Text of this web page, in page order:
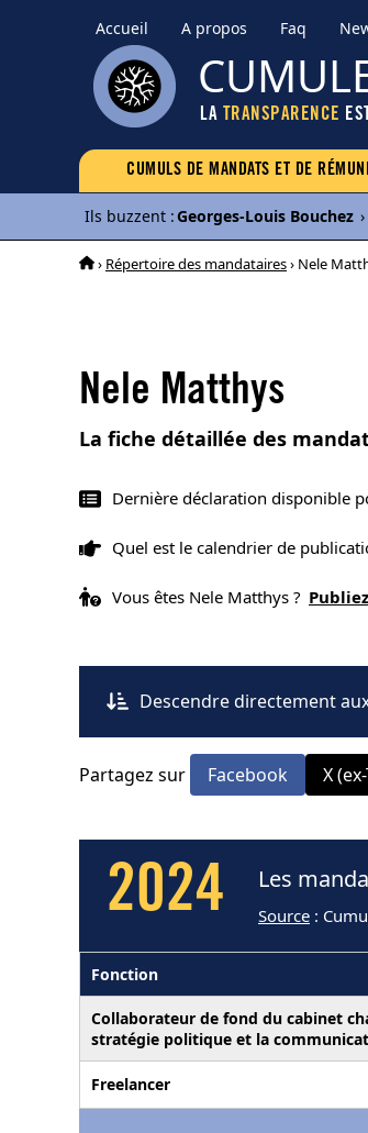
Accueil A propos Faq
LA TRANSPARENCE
CUMULS DE MANDATS ET DE
Ils buzzent :Georges-Louis Bouchez ›
› Répertoire des mandataires› Nele
Nele Matthys
La fiche détaillée des
Dernière déclaration disponible
Quel est le calendrier de
Vous êtes Nele Matthys ?
Descendre directement
Partagez sur Facebook X
2024 Les
Source :
Fonction
Collaborateur de fond du cabinet
stratégie politique et la
Freelancer